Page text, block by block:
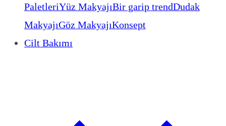
PaletleriYüz MakyajıBir garip trendDudak
MakyajıGöz MakyajıKonsept
Cilt Bakımı